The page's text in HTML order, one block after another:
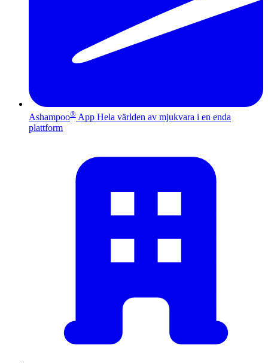
Ashampoo® App Hela världen av mjukvara i en enda
plattform